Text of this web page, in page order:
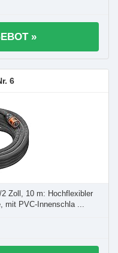
»
6
Zoll, 10 m: Hochflexibler
mit PVC-Innenschla ...